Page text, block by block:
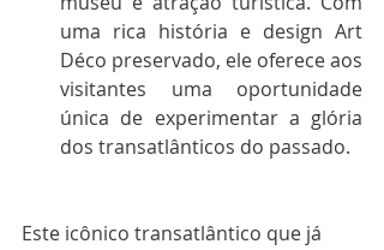
uma rica história e design Art
Déco preservado, ele oferece aos
visitantes uma oportunidade
única de experimentar a glória
dos transatlânticos do passado.
Este icônico transatlântico que já